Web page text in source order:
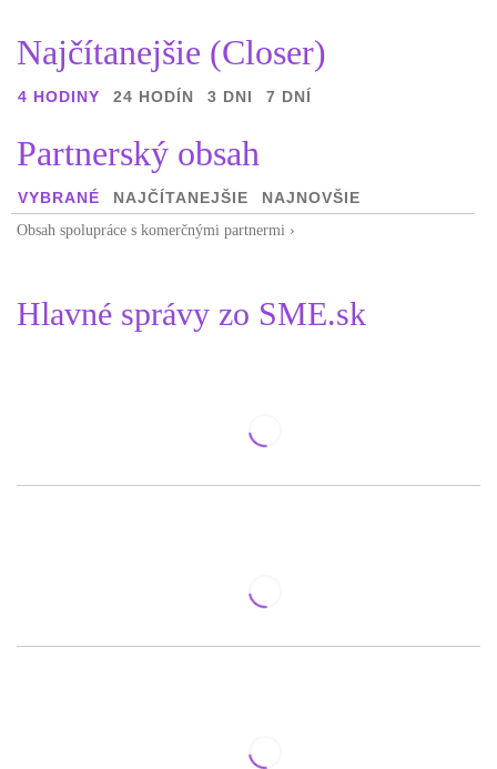
Najčítanejšie (Closer)
4 HODINY 24 HODÍN 3 DNI 7 DNÍ
Partnerský obsah
VYBRANÉ NAJČÍTANEJŠIE NAJNOVŠIE
Obsah spolupráce s komerčnými partnermi ›
Hlavné správy zo SME.sk